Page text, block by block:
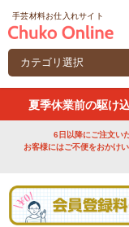
手芸材料お仕入れサイト
夏季休業前の駆け
6日以降にご注文い
お客様にはご不便をおかけ